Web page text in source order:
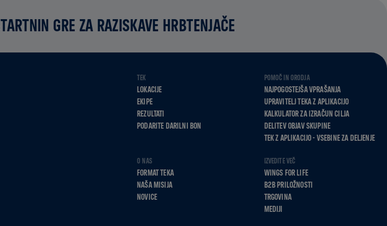
GRE ZA RAZISKAVE HRBTENJAČE
TEK
LOKACIJE
EKIPE
REZULTATI
PODARITE DARILNI BON
POMOČ IN ORODJA
NAJPOGOSTEJŠA VPRAŠANJA
UPRAVITELJ TEKA Z APLIKACIJO
KALKULATOR ZA IZRAČUN CILJA
DELITEV OBJAV SKUPINE
TEK Z APLIKACIJO - VSEBINE ZA DELJENJE
O NAS
FORMAT TEKA
NAŠA MISIJA
NOVICE
IZVEDITE VEČ
WINGS FOR LIFE
B2B PRILOŽNOSTI
TRGOVINA
MEDIJI